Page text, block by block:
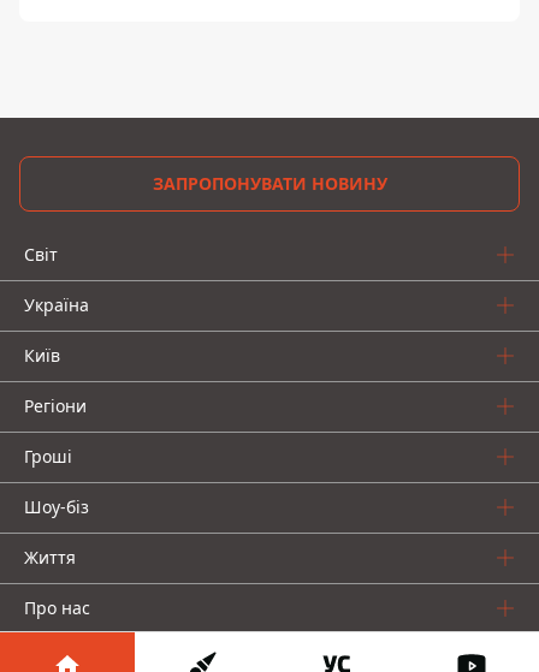
ЗАПРОПОНУВАТИ НОВИНУ
Світ
Україна
Київ
Регіони
Гроші
Шоу-біз
Життя
Про нас